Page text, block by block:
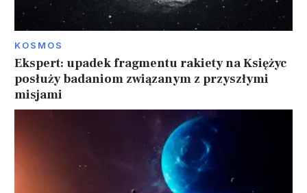
KOSMOS
Ekspert: upadek fragmentu rakiety na Księżyc
posłuży badaniom związanym z przyszłymi
misjami